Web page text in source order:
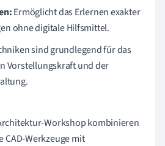
Ermöglicht das Erlernen exakter
ohne digitale Hilfsmittel.
sind grundlegend für das
Vorstellungskraft und der
Workshop kombinieren
Werkzeuge mit